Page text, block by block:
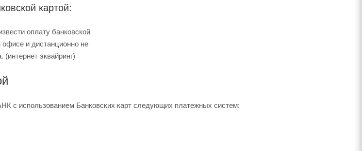
картой:
оплату банковской
и дистанционно не
(интернет эквайринг)
с использованием Банковских карт следующих платежных систем: